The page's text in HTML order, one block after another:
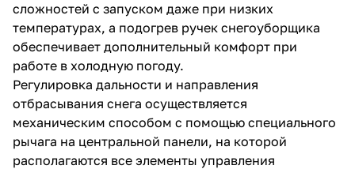
сложностей с запуском даже при низких
температурах, а подогрев ручек снегоуборщика
обеспечивает дополнительный комфорт при
работе в холодную погоду.
Регулировка дальности и направления
отбрасывания снега осуществляется
механическим способом с помощью специального
рычага на центральной панели, на которой
располагаются все элементы управления